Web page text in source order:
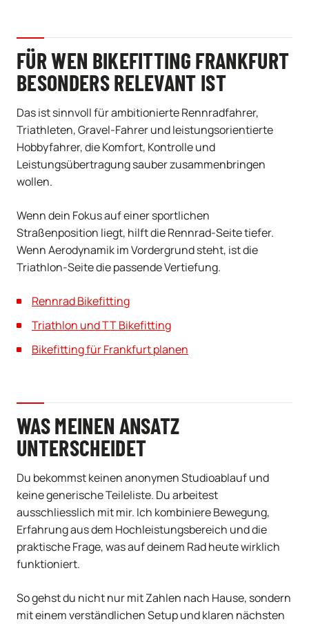
FÜR WEN BIKEFITTING FRANKFURT
BESONDERS RELEVANT IST
Das ist sinnvoll für ambitionierte Rennradfahrer,
Triathleten, Gravel-Fahrer und leistungsorientierte
Hobbyfahrer, die Komfort, Kontrolle und
Leistungsübertragung sauber zusammenbringen
wollen.
Wenn dein Fokus auf einer sportlichen
Straßenposition liegt, hilft die Rennrad-Seite tiefer.
Wenn Aerodynamik im Vordergrund steht, ist die
Triathlon-Seite die passende Vertiefung.
Rennrad Bikefitting
Triathlon und TT Bikefitting
Bikefitting für Frankfurt planen
WAS MEINEN ANSATZ
UNTERSCHEIDET
Du bekommst keinen anonymen Studioablauf und
keine generische Teileliste. Du arbeitest
ausschliesslich mit mir. Ich kombiniere Bewegung,
Erfahrung aus dem Hochleistungsbereich und die
praktische Frage, was auf deinem Rad heute wirklich
funktioniert.
So gehst du nicht nur mit Zahlen nach Hause, sondern
mit einem verständlichen Setup und klaren nächsten